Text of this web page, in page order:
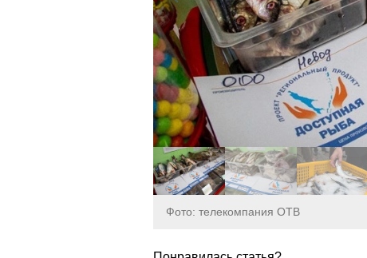
Фото: телекомпания ОТВ